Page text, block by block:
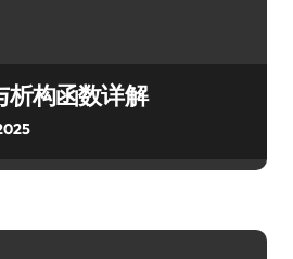
析构函数详解